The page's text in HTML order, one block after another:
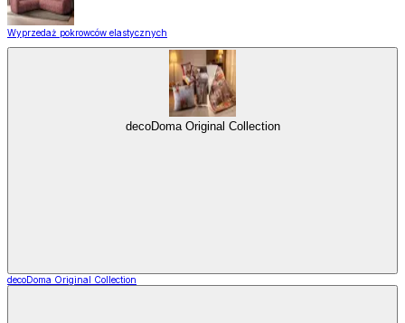
Wyprzedaż pokrowców elastycznych
decoDoma Original Collection
decoDoma Original Collection